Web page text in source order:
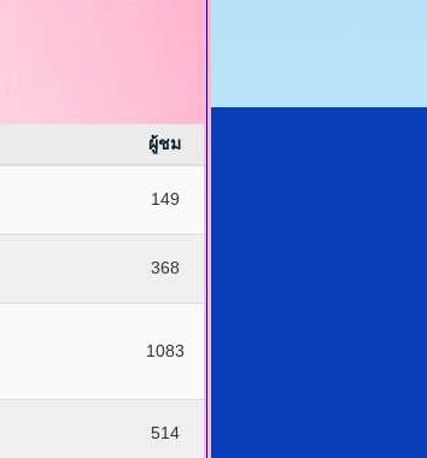
ผู้ชม
149
368
1083
514